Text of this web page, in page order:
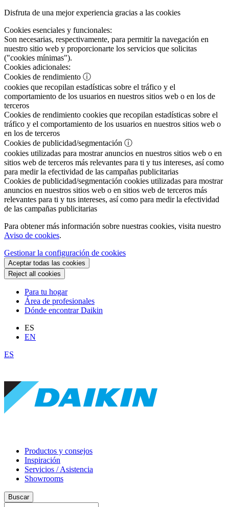
Disfruta de una mejor experiencia gracias a las cookies
Cookies esenciales y funcionales:
Son necesarias, respectivamente, para permitir la navegación en
nuestro sitio web y proporcionarte los servicios que solicitas
("cookies mínimas").
Cookies adicionales:
Cookies de rendimiento ⓘ
cookies que recopilan estadísticas sobre el tráfico y el
comportamiento de los usuarios en nuestros sitios web o en los de
terceros
Cookies de rendimiento cookies que recopilan estadísticas sobre el
tráfico y el comportamiento de los usuarios en nuestros sitios web o
en los de terceros
Cookies de publicidad/segmentación ⓘ
cookies utilizadas para mostrar anuncios en nuestros sitios web o en
sitios web de terceros más relevantes para ti y tus intereses, así como
para medir la efectividad de las campañas publicitarias
Cookies de publicidad/segmentación cookies utilizadas para mostrar
anuncios en nuestros sitios web o en sitios web de terceros más
relevantes para ti y tus intereses, así como para medir la efectividad
de las campañas publicitarias
Para obtener más información sobre nuestras cookies, visita nuestro
Aviso de cookies.
Gestionar la configuración de cookies
Aceptar todas las cookies
Reject all cookies
Para tu hogar
Área de profesionales
Dónde encontrar Daikin
ES
EN
ES
Productos y consejos
Inspiración
Servicios / Asistencia
Showrooms
Buscar